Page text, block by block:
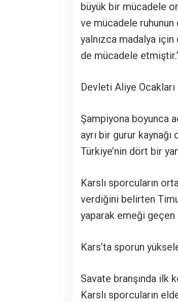
büyük bir mücadele
ve mücadele
yalnızca madalya
de mücadele
Devleti Aliye
Şampiyona boyunca
ayrı bir gurur
Türkiye’nin dört bir
Karslı sporcuların
verdiğini belirten
yaparak emeği
Kars’ta sporun
Savate branşında ilk
Karslı sporcuların